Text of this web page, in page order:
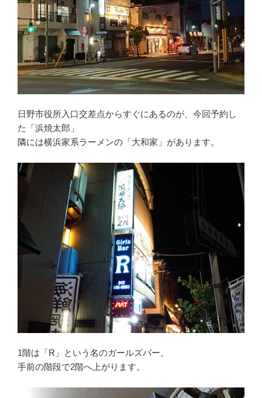
日野市役所入口交差点からすぐにあるのが、今回予約し
た「浜焼太郎」
隣には横浜家系ラーメンの「大和家」があります。
1階は「R」という名のガールズバー。
手前の階段で2階へ上がります。